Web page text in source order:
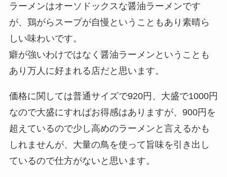
ラーメンはオーソドックスな醤油ラーメンです
が、鶏がらスープが自慢ということもあり素晴ら
しい味わいです。
癖が強いわけではなく醤油ラーメンということも
あり万人に好まれる店だと思います。
価格に関しては普通サイズで920円、大盛で1000円
なので大盛にすればお得感はありますが、900円を
超えているので少し高めのラーメンと言えるかも
しれませんが、大量の鳥を使って旨味を引き出し
ているので仕方がないと思います。